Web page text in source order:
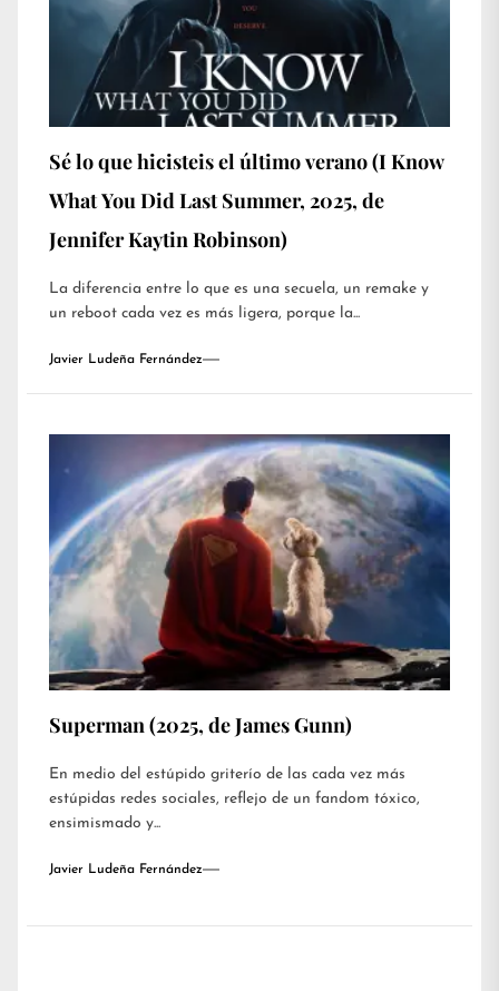
Sé lo que hicisteis el último verano (I Know
What You Did Last Summer, 2025, de
Jennifer Kaytin Robinson)
La diferencia entre lo que es una secuela, un remake y
un reboot cada vez es más ligera, porque la...
Javier Ludeña Fernández
Superman (2025, de James Gunn)
En medio del estúpido griterío de las cada vez más
estúpidas redes sociales, reflejo de un fandom tóxico,
ensimismado y...
Javier Ludeña Fernández